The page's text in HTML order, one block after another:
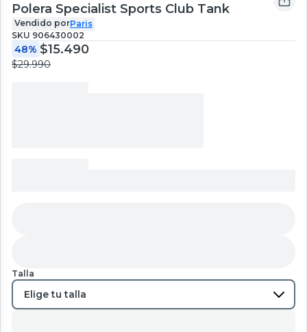
Polera Specialist Sports Club Tank
Vendido porParis
SKU 906430002
48% $15.490
$29.990
Talla